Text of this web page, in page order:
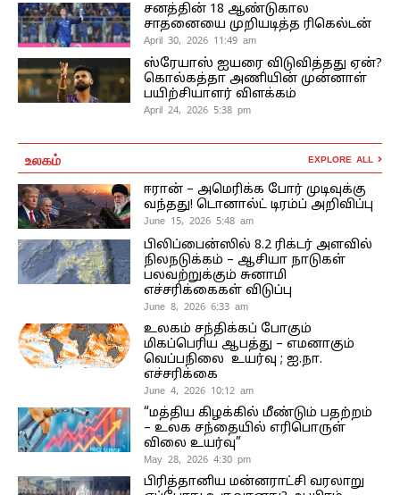
சனத்தின் 18 ஆண்டுகால
சாதனையை முறியடித்த ரிகெல்டன்
April 30, 2026 11:49 am
ஸ்ரேயாஸ் ஐயரை விடுவித்தது ஏன்?
கொல்கத்தா அணியின் முன்னாள்
பயிற்சியாளர் விளக்கம்
April 24, 2026 5:38 pm
உலகம் EXPLORE ALL
ஈரான் – அமெரிக்க போர் முடிவுக்கு
வந்தது! டொனால்ட் டிரம்ப் அறிவிப்பு
June 15, 2026 5:48 am
பிலிப்பைன்ஸில் 8.2 ரிக்டர் அளவில்
நிலநடுக்கம் – ஆசியா நாடுகள்
பலவற்றுக்கும் சுனாமி
எச்சரிக்கைகள் விடுப்பு
June 8, 2026 6:33 am
உலகம் சந்திக்கப் போகும்
மிகப்பெரிய ஆபத்து – எமனாகும்
வெப்பநிலை உயர்வு ; ஐ.நா.
எச்சரிக்கை
June 4, 2026 10:12 am
“மத்திய கிழக்கில் மீண்டும் பதற்றம்
– உலக சந்தையில் எரிபொருள்
விலை உயர்வு”
May 28, 2026 4:30 pm
பிரித்தானிய மன்னராட்சி வரலாறு